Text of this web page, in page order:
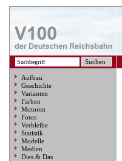
Aufbau
Geschichte
Varianten
Farben
Motoren
Fotos
Verbleibe
Statistik
Modelle
Medien
Dies & Das